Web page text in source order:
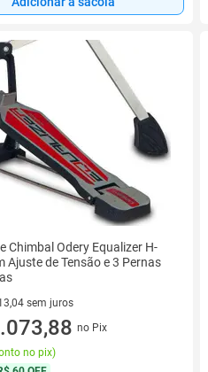
Chimbal Odery Equalizer H-
Ajuste de Tensão e 3 Pernas
sem juros
113,04 sem jurosno Pix
no pix)